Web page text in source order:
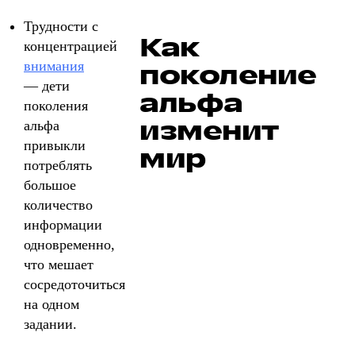
Трудности с
концентрацией
внимания
— дети
поколения
альфа
привыкли
потреблять
большое
количество
информации
одновременно,
что мешает
сосредоточиться
на одном
задании.
Как
поколение
альфа
изменит
мир